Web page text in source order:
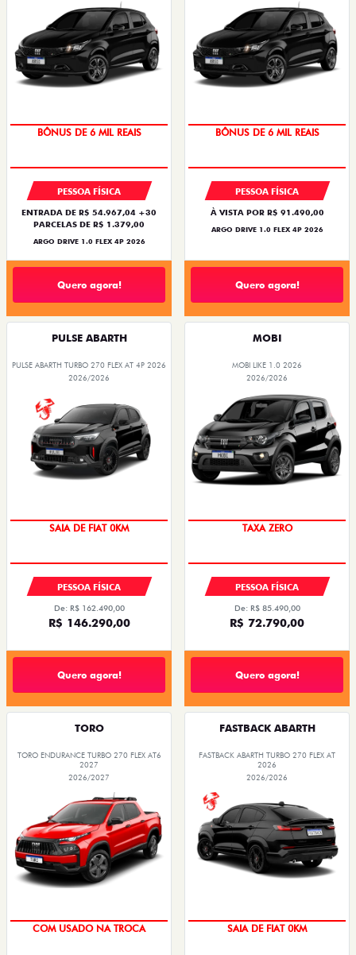
TAXA ZERO
PESSOA FÍSICA
ENTRADA DE R$ 54.967,04 +30
PARCELAS DE R$ 1.379,00
ARGO DRIVE 1.0 FLEX 4P 2026
Quero agora!
TAXA ZERO
PESSOA FÍSICA
À VISTA POR R$ 91.490,00
ARGO DRIVE 1.0 FLEX 4P 2026
Quero agora!
PULSE ABARTH
PULSE ABARTH TURBO 270 FLEX AT 4P 2026
2026/2026
OPORTUNIDADE
PESSOA FÍSICA
De: R$ 162.490,00
R$ 146.290,00
Quero agora!
MOBI
MOBI LIKE 1.0 2026
2026/2026
PREÇO IMPERDÍVEL
PESSOA FÍSICA
De: R$ 85.490,00
R$ 72.790,00
Quero agora!
TORO
TORO ENDURANCE TURBO 270 FLEX AT6
2027
2026/2027
OPORTUNIDADE
FASTBACK ABARTH
FASTBACK ABARTH TURBO 270 FLEX AT
2026
2026/2026
PREÇO IMPERDÍVEL